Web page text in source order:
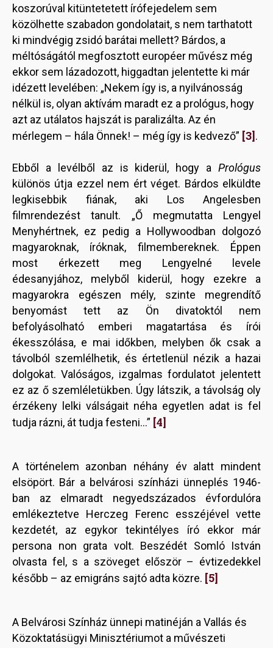
koszorúval kitüntetetett írófejedelem sem
közölhette szabadon gondolatait, s nem tarthatott
ki mindvégig zsidó barátai mellett? Bárdos, a
méltóságától megfosztott européer művész még
ekkor sem lázadozott, higgadtan jelentette ki már
idézett levelében: „Nekem így is, a nyilvánosság
nélkül is, olyan aktívám maradt ez a prológus, hogy
azt az utálatos hajszát is paralizálta. Az én
mérlegem – hála Önnek! – még így is kedvező” [3].
Ebből a levélből az is kiderül, hogy a Prológus
különös útja ezzel nem ért véget. Bárdos elküldte
legkisebbik fiának, aki Los Angelesben
filmrendezést tanult. „Ő megmutatta Lengyel
Menyhértnek, ez pedig a Hollywoodban dolgozó
magyaroknak, íróknak, filmembereknek. Éppen
most érkezett meg Lengyelné levele
édesanyjához, melyből kiderül, hogy ezekre a
magyarokra egészen mély, szinte megrendítő
benyomást tett az Ön divatoktól nem
befolyásolható emberi magatartása és írói
ékesszólása, e mai időkben, melyben ők csak a
távolból szemlélhetik, és értetlenül nézik a hazai
dolgokat. Valóságos, izgalmas fordulatot jelentett
ez az ő szemléletükben. Úgy látszik, a távolság oly
érzékeny lelki válságait néha egyetlen adat is fel
tudja rázni, át tudja festeni…” [4]
A történelem azonban néhány év alatt mindent
elsöpört. Bár a belvárosi színházi ünneplés 1946-
ban az elmaradt negyedszázados évfordulóra
emlékeztetve Herczeg Ferenc esszéjével vette
kezdetét, az egykor tekintélyes író ekkor már
persona non grata volt. Beszédét Somló István
olvasta fel, s a szöveget először – évtizedekkel
később – az emigráns sajtó adta közre. [5]
A Belvárosi Színház ünnepi matinéján a Vallás és
Közoktatásügyi Minisztériumot a művészeti